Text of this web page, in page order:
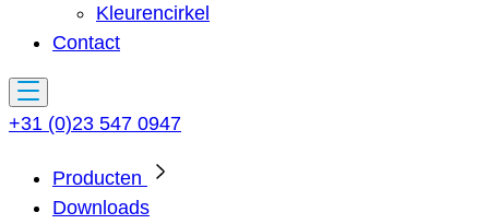
Kleurencirkel
Contact
+31 (0)23 547 0947
Producten
Downloads